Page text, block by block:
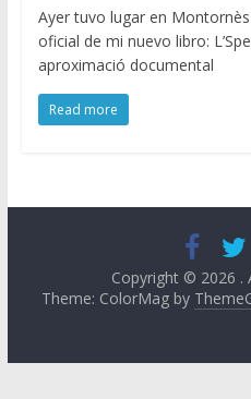
Ayer tuvo lugar en
oficial de mi nuevo libro:
aproximació documental
Read more
Copyright © 2026 .
Theme: ColorMag by